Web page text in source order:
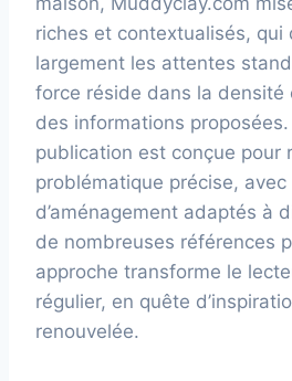
riches et contextualisés, qui
largement les attentes
force réside dans la densité
des informations proposées.
publication est conçue pour
problématique précise,
d’aménagement adaptés à
de nombreuses références
approche transforme le
régulier, en quête
renouvelée.